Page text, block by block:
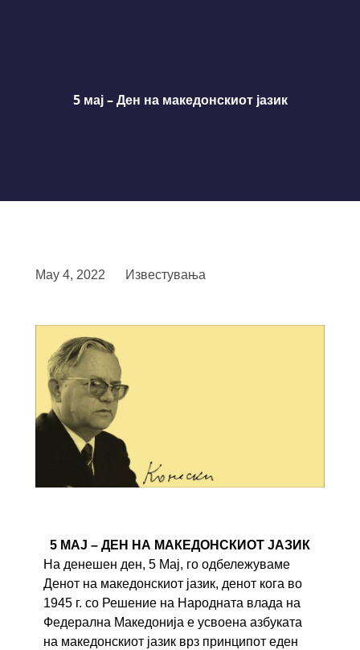
5 мај – Ден на македонскиот јазик
May 4, 2022 Известувања
5 МАЈ – ДЕН НА МАКЕДОНСКИОТ ЈАЗИК
На денешен ден, 5 Мај, го одбележуваме
Денот на македонскиот јазик, денот кога во
1945 г. со Решение на Народната влада на
Федерална Македонија е усвоена азбуката
на македонскиот јазик врз принципот еден